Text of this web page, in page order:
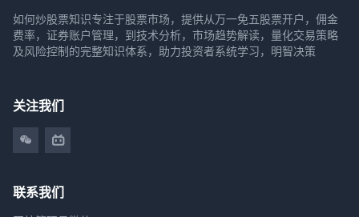
如何炒股票知识专注于股票市场，提供从万一免五股票开户，佣金
费率，证券账户管理，到技术分析，市场趋势解读，量化交易策略
及风险控制的完整知识体系，助力投资者系统学习，明智决策
关注我们
联系我们